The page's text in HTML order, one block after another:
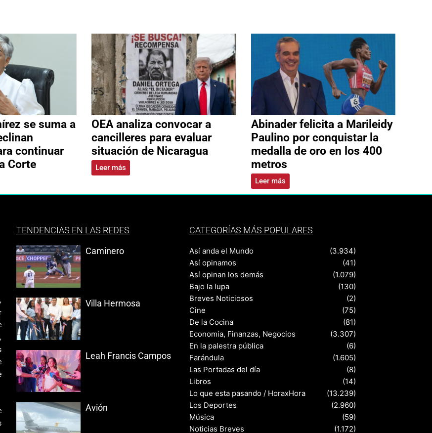
se suma a
continuar
Corte
OEA analiza convocar a
cancilleres para evaluar
situación de Nicaragua
Leer más
Abinader felicita a Marileidy
Paulino por conquistar la
medalla de oro en los 400
metros
Leer más
TENDENCIAS EN LAS REDES
Caminero
Villa Hermosa
Leah Francis Campos
Avión
CATEGORÍAS MÁS POPULARES
Así anda el Mundo
(3.934)
Así opinamos
(41)
Así opinan los demás
(1.079)
Bajo la lupa
(130)
Breves Noticiosos
(2)
Cine
(75)
De la Cocina
(81)
Economía, Finanzas, Negocios
(3.307)
En la palestra pública
(6)
Farándula
(1.605)
Las Portadas del día
(8)
Libros
(14)
Lo que esta pasando / HoraxHora
(13.239)
Los Deportes
(2.960)
Música
(59)
Noticias Breves
(1.172)